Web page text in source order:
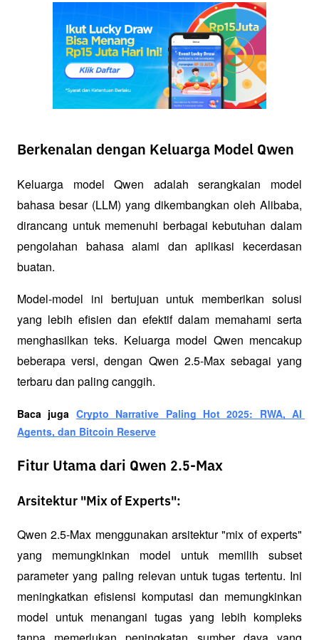
Berkenalan dengan Keluarga Model Qwen
Keluarga model Qwen adalah serangkaian model
bahasa besar (LLM) yang dikembangkan oleh Alibaba,
dirancang untuk memenuhi berbagai kebutuhan dalam
pengolahan bahasa alami dan aplikasi kecerdasan
buatan.
Model-model ini bertujuan untuk memberikan solusi
yang lebih efisien dan efektif dalam memahami serta
menghasilkan teks. Keluarga model Qwen mencakup
beberapa versi, dengan Qwen 2.5-Max sebagai yang
terbaru dan paling canggih.
Baca juga Crypto Narrative Paling Hot 2025: RWA, AI
Agents, dan Bitcoin Reserve
Fitur Utama dari Qwen 2.5-Max
Arsitektur "Mix of Experts":
Qwen 2.5-Max menggunakan arsitektur "mix of experts"
yang memungkinkan model untuk memilih subset
parameter yang paling relevan untuk tugas tertentu. Ini
meningkatkan efisiensi komputasi dan memungkinkan
model untuk menangani tugas yang lebih kompleks